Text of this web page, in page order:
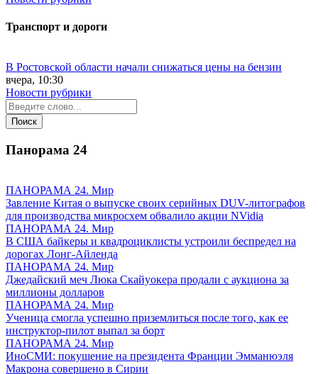
Транспорт и дороги
В Ростовской области начали снижаться цены на бензин
вчера, 10:30
Новости рубрики
Панорама 24
ПАНОРАМА 24. Мир
Завление Китая о выпуске своих серийных DUV-литографов
для производства микросхем обвалило акции NVidia
ПАНОРАМА 24. Мир
В США байкеры и квадроциклисты устроили беспредел на
дорогах Лонг-Айленда
ПАНОРАМА 24. Мир
Джедайский меч Люка Скайуокера продали с аукциона за
миллионы долларов
ПАНОРАМА 24. Мир
Ученица смогла успешно приземлиться после того, как ее
инструктор-пилот выпал за борт
ПАНОРАМА 24. Мир
ИноСМИ: покушение на президента Франции Эмманюэля
Макрона совершено в Сирии